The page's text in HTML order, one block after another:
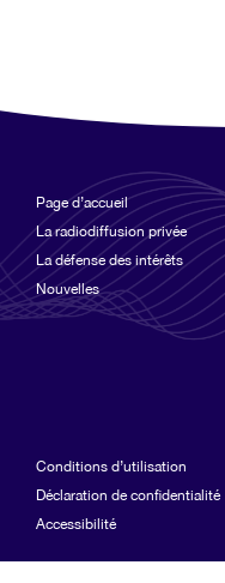
Page d’accueil
La radiodiffusion privée
La défense des intérêts
Nouvelles
Conditions d’utilisation
Déclaration de confidentialité
Accessibilité